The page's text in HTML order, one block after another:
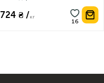
724 ₴ /кг